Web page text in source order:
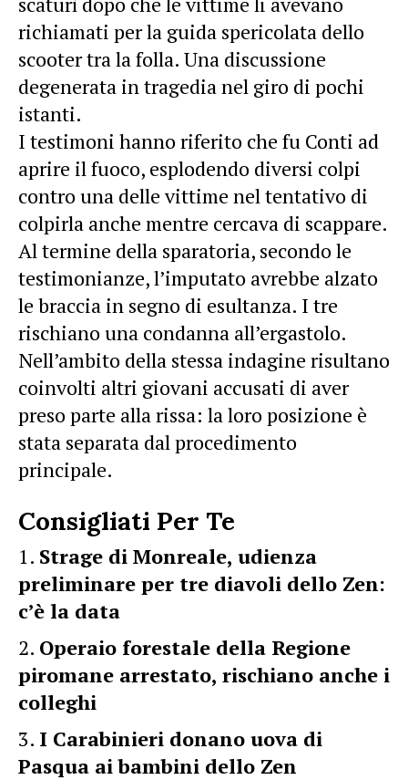
richiamati per la guida spericolata dello
scooter tra la folla. Una discussione
degenerata in tragedia nel giro di pochi
istanti.
I testimoni hanno riferito che fu Conti ad
aprire il fuoco, esplodendo diversi colpi
contro una delle vittime nel tentativo di
colpirla anche mentre cercava di scappare.
Al termine della sparatoria, secondo le
testimonianze, l’imputato avrebbe alzato
le braccia in segno di esultanza. I tre
rischiano una condanna all’ergastolo.
Nell’ambito della stessa indagine risultano
coinvolti altri giovani accusati di aver
preso parte alla rissa: la loro posizione è
stata separata dal procedimento
principale.
Consigliati Per Te
Strage di Monreale, udienza
preliminare per tre diavoli dello Zen:
c’è la data
Operaio forestale della Regione
piromane arrestato, rischiano anche i
colleghi
I Carabinieri donano uova di
Pasqua ai bambini dello Zen